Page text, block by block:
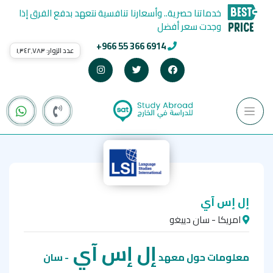
+966 55 366 6914
خدماتنا حصرية.. وأسعارنا تنافسية نتعهد بدفع الفرق إذا
وجدت سعر أفضل
عدد الزوار: ١٬٣٤٢٬٧٨٣
إل إس آي
امريكا - سان دييغو
معلومات حول معهدإل إس آي - سان